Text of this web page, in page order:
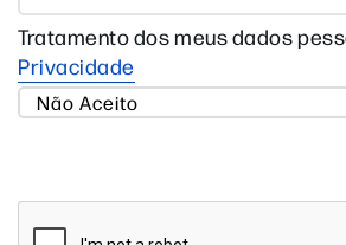
Tratamento dos meus dados
Privacidade